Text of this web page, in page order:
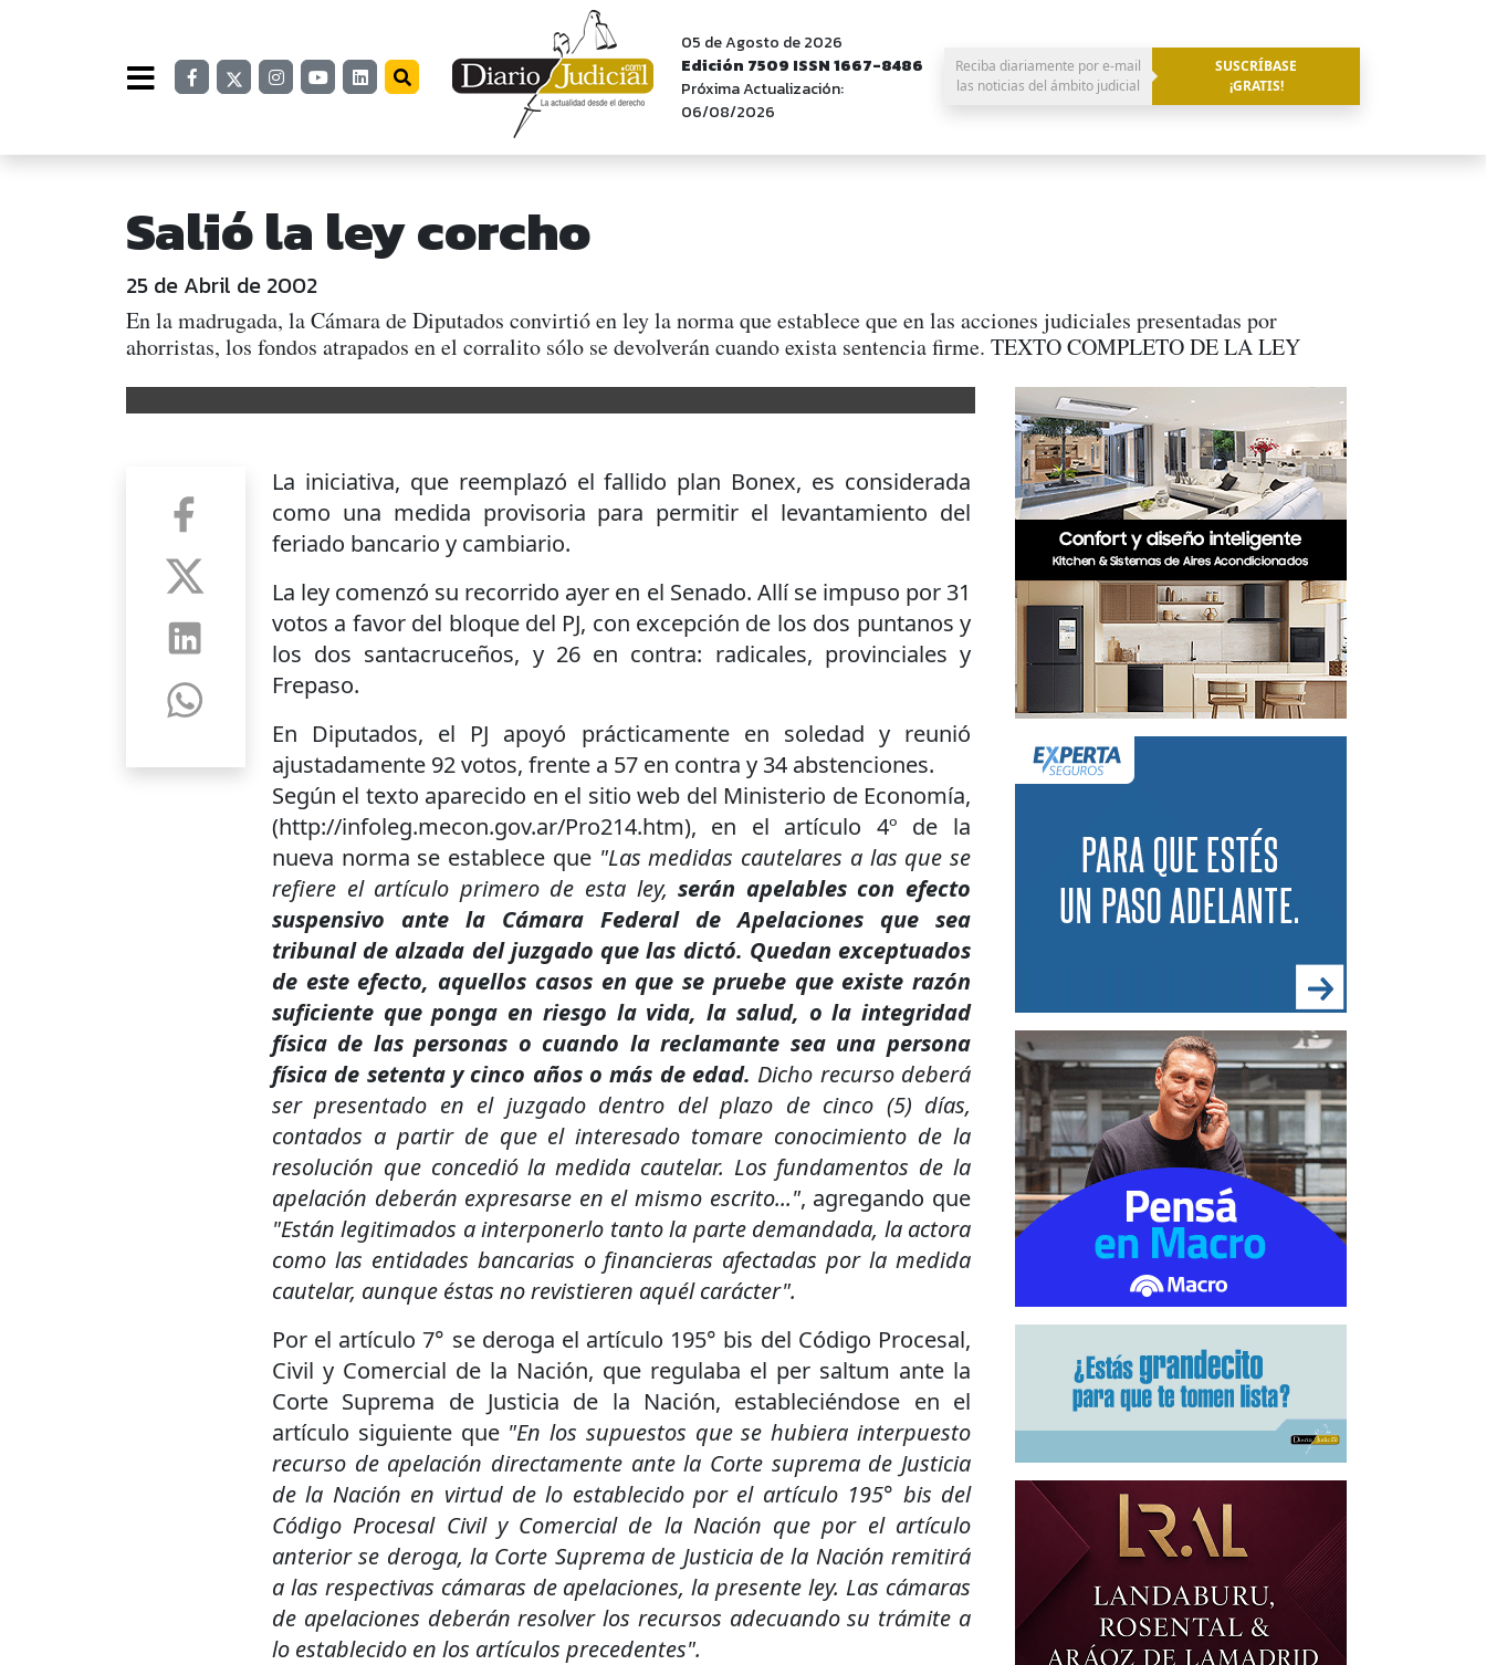
05 de Agosto de 2026
Edición 7509 ISSN 1667-8486
Próxima Actualización:
06/08/2026
Reciba diariamente por e-mail
las noticias del ámbito judicial
SUSCRÍBASE
¡GRATIS!
Salió la ley corcho
25 de Abril de 2002
En la madrugada, la Cámara de Diputados convirtió en ley la norma que establece que en las acciones judiciales presentadas por
ahorristas, los fondos atrapados en el corralito sólo se devolverán cuando exista sentencia firme. TEXTO COMPLETO DE LA LEY
La iniciativa, que reemplazó el fallido plan Bonex, es considerada
como una medida provisoria para permitir el levantamiento del
feriado bancario y cambiario.
La ley comenzó su recorrido ayer en el Senado. Allí se impuso por 31
votos a favor del bloque del PJ, con excepción de los dos puntanos y
los dos santacruceños, y 26 en contra: radicales, provinciales y
Frepaso.
En Diputados, el PJ apoyó prácticamente en soledad y reunió
ajustadamente 92 votos, frente a 57 en contra y 34 abstenciones.
Según el texto aparecido en el sitio web del Ministerio de Economía,
(http://infoleg.mecon.gov.ar/Pro214.htm), en el artículo 4º de la
nueva norma se establece que "Las medidas cautelares a las que se
refiere el artículo primero de esta ley,serán apelables con efecto
suspensivo ante la Cámara Federal de Apelaciones que sea
tribunal de alzada del juzgado que las dictó. Quedan exceptuados
de este efecto, aquellos casos en que se pruebe que existe razón
suficiente que ponga en riesgo la vida, la salud, o la integridad
física de las personas o cuando la reclamante sea una persona
física de setenta y cinco años o más de edad. Dicho recurso deberá
ser presentado en el juzgado dentro del plazo de cinco (5) días,
contados a partir de que el interesado tomare conocimiento de la
resolución que concedió la medida cautelar. Los fundamentos de la
apelación deberán expresarse en el mismo escrito...", agregando que
"Están legitimados a interponerlo tanto la parte demandada, la actora
como las entidades bancarias o financieras afectadas por la medida
cautelar, aunque éstas no revistieren aquél carácter".
Por el artículo 7° se deroga el artículo 195° bis del Código Procesal,
Civil y Comercial de la Nación, que regulaba el per saltum ante la
Corte Suprema de Justicia de la Nación, estableciéndose en el
artículo siguiente que"En los supuestos que se hubiera interpuesto
recurso de apelación directamente ante la Corte suprema de Justicia
de la Nación en virtud de lo establecido por el artículo 195° bis del
Código Procesal Civil y Comercial de la Nación que por el artículo
anterior se deroga, la Corte Suprema de Justicia de la Nación remitirá
a las respectivas cámaras de apelaciones, la presente ley. Las cámaras
de apelaciones deberán resolver los recursos adecuando su trámite a
lo establecido en los artículos precedentes".